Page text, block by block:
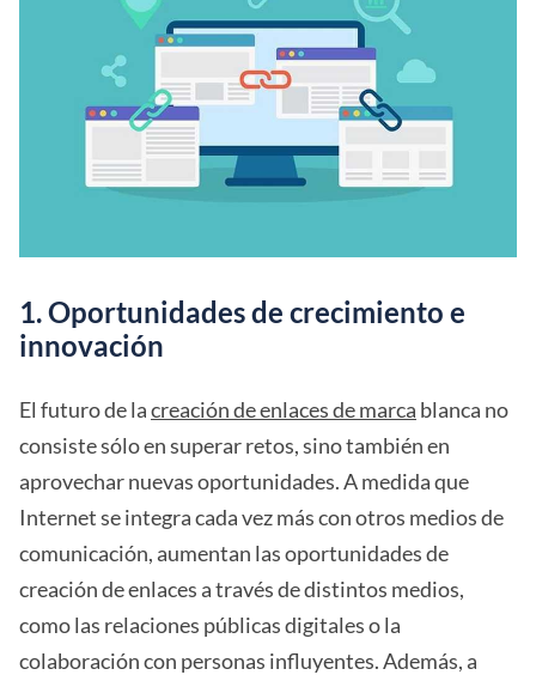
1. Oportunidades de crecimiento e
innovación
El futuro de lacreación de enlaces de marca blanca no
consiste sólo en superar retos, sino también en
aprovechar nuevas oportunidades. A medida que
Internet se integra cada vez más con otros medios de
comunicación, aumentan las oportunidades de
creación de enlaces a través de distintos medios,
como las relaciones públicas digitales o la
colaboración con personas influyentes. Además, a